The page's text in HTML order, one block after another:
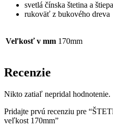
svetlá čínska štetina a
rukoväť z bukového dreva
Veľkosť v mm 170mm
Recenzie
Nikto zatiaľ nepridal hodnotenie.
Pridajte prvú recenziu pre
veľkost 170mm”